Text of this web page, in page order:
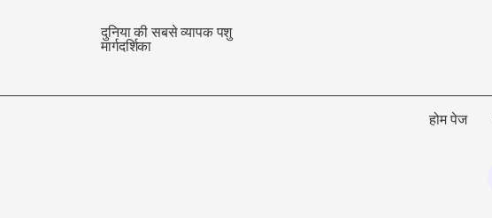
दुनिया की सबसे व्यापक पशु
मार्गदर्शिका
होम पेज